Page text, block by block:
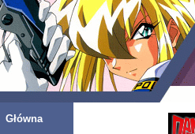
Główna